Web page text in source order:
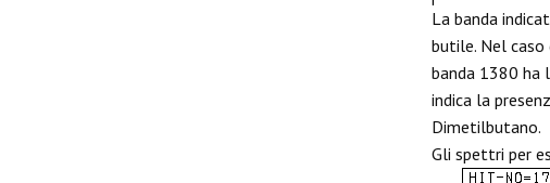
La banda
butile. Nel
banda 1380 ha
indica la
Dimetilbutano.
Gli spettri per